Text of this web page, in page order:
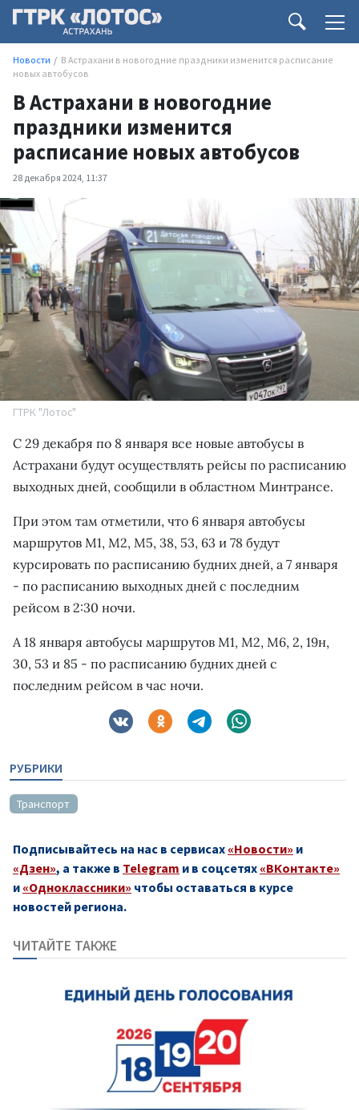
Новости
В Астрахани в новогодние праздники изменится расписание
новых автобусов
В Астрахани в новогодние
праздники изменится
расписание новых автобусов
28 декабря 2024, 11:37
ГТРК "Лотос"
С 29 декабря по 8 января все новые автобусы в
Астрахани будут осуществлять рейсы по расписанию
выходных дней, сообщили в областном Минтрансе.
При этом там отметили, что 6 января автобусы
маршрутов М1, М2, М5, 38, 53, 63 и 78 будут
курсировать по расписанию будних дней, а 7 января
- по расписанию выходных дней с последним
рейсом в 2:30 ночи.
А 18 января автобусы маршрутов М1, М2, М6, 2, 19н,
30, 53 и 85 - по расписанию будних дней с
последним рейсом в час ночи.
РУБРИКИ
Транспорт
Подписывайтесь на нас в сервисах «Новости» и
«Дзен», а также в Telegram и в соцсетях «ВКонтакте»
и «Одноклассники» чтобы оставаться в курсе
новостей региона.
ЧИТАЙТЕ ТАКЖЕ